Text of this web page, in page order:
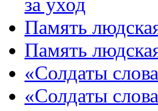
за уход
Память
Память
«Солдаты
«Солдаты